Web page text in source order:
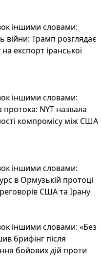
іншими словами:
війни: Трамп розглядає
експорт іранської
іншими словами:
NYT назвала
компромісу між США
іншими словами:
в Ормузькій протоці
США та Ірану
іншими словами: «Без
брифінг після
бойових дій проти